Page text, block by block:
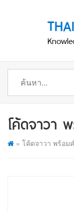
โค้ดจาวา
» โค้ดจาวา พร้อม